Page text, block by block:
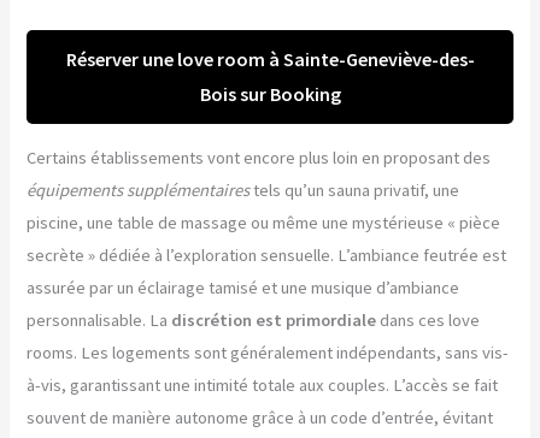
Réserver une love room à Sainte-Geneviève-des-
Bois sur Booking
Certains établissements vont encore plus loin en proposant des
équipements supplémentairestels qu’un sauna privatif, une
piscine, une table de massage ou même une mystérieuse « pièce
secrète » dédiée à l’exploration sensuelle. L’ambiance feutrée est
assurée par un éclairage tamisé et une musique d’ambiance
personnalisable. La discrétion est primordiale dans ces love
rooms. Les logements sont généralement indépendants, sans vis-
à-vis, garantissant une intimité totale aux couples. L’accès se fait
souvent de manière autonome grâce à un code d’entrée, évitant